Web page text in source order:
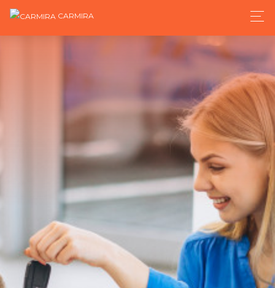
CARMIRA